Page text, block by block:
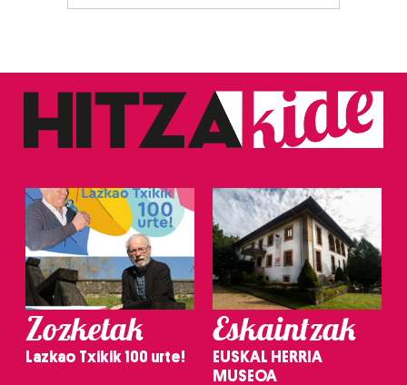
Zozketak
Lazkao Txikik 100 urte!
Eskaintzak
EUSKAL HERRIA
MUSEOA